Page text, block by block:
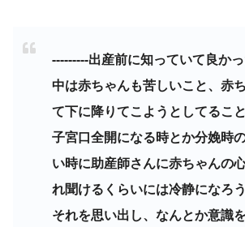
---------出産前に知っていて良か
中は赤ちゃんも苦しいこと、赤
て下に降りてこようとしてるこ
子宮口全開になる時とか分娩時
い時に助産師さんに赤ちゃんの
れ聞けるくらいには冷静になろ
それを思い出し、なんとか意識